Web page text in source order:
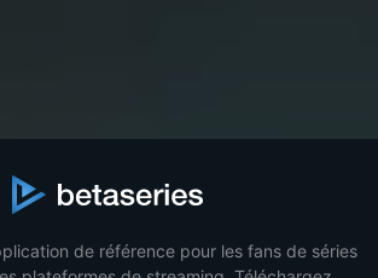
de référence pour les fans de séries